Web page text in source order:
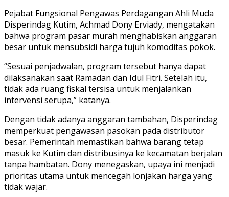
Pejabat Fungsional Pengawas Perdagangan Ahli Muda
Disperindag Kutim, Achmad Dony Erviady, mengatakan
bahwa program pasar murah menghabiskan anggaran
besar untuk mensubsidi harga tujuh komoditas pokok.
“Sesuai penjadwalan, program tersebut hanya dapat
dilaksanakan saat Ramadan dan Idul Fitri. Setelah itu,
tidak ada ruang fiskal tersisa untuk menjalankan
intervensi serupa,” katanya.
Dengan tidak adanya anggaran tambahan, Disperindag
memperkuat pengawasan pasokan pada distributor
besar. Pemerintah memastikan bahwa barang tetap
masuk ke Kutim dan distribusinya ke kecamatan berjalan
tanpa hambatan. Dony menegaskan, upaya ini menjadi
prioritas utama untuk mencegah lonjakan harga yang
tidak wajar.